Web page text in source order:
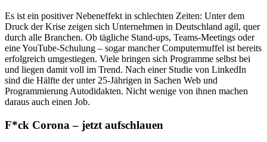
Es ist ein positiver Nebeneffekt in schlechten Zeiten: Unter dem
Druck der Krise zeigen sich Unternehmen in Deutschland agil, quer
durch alle Branchen. Ob tägliche Stand-ups, Teams-Meetings oder
eine YouTube-Schulung – sogar mancher Computermuffel ist bereits
erfolgreich umgestiegen. Viele bringen sich Programme selbst bei
und liegen damit voll im Trend. Nach einer Studie von LinkedIn
sind die Hälfte der unter 25-Jährigen in Sachen Web und
Programmierung Autodidakten. Nicht wenige von ihnen machen
daraus auch einen Job.
F*ck Corona – jetzt aufschlauen